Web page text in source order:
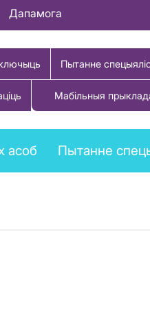
Дапамога
Пытанне
Мабільныя
асоб Пытанне